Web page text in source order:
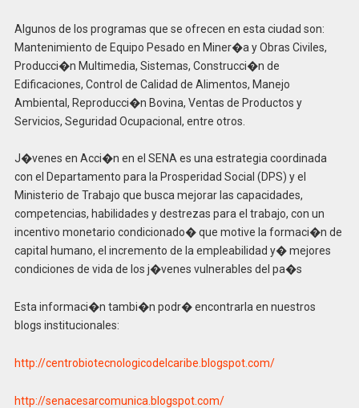
Algunos de los programas que se ofrecen en esta ciudad son:
Mantenimiento de Equipo Pesado en Miner�a y Obras Civiles,
Producci�n Multimedia, Sistemas, Construcci�n de
Edificaciones, Control de Calidad de Alimentos, Manejo
Ambiental, Reproducci�n Bovina, Ventas de Productos y
Servicios, Seguridad Ocupacional, entre otros.
J�venes en Acci�n en el SENA es una estrategia coordinada
con el Departamento para la Prosperidad Social (DPS) y el
Ministerio de Trabajo que busca mejorar las capacidades,
competencias, habilidades y destrezas para el trabajo, con un
incentivo monetario condicionado� que motive la formaci�n de
capital humano, el incremento de la empleabilidad y� mejores
condiciones de vida de los j�venes vulnerables del pa�s
Esta informaci�n tambi�n podr� encontrarla en nuestros
blogs institucionales:
http://centrobiotecnologicodelcaribe.blogspot.com/
http://senacesarcomunica.blogspot.com/